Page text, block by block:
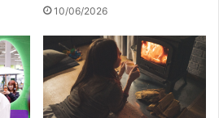
10/06/2026